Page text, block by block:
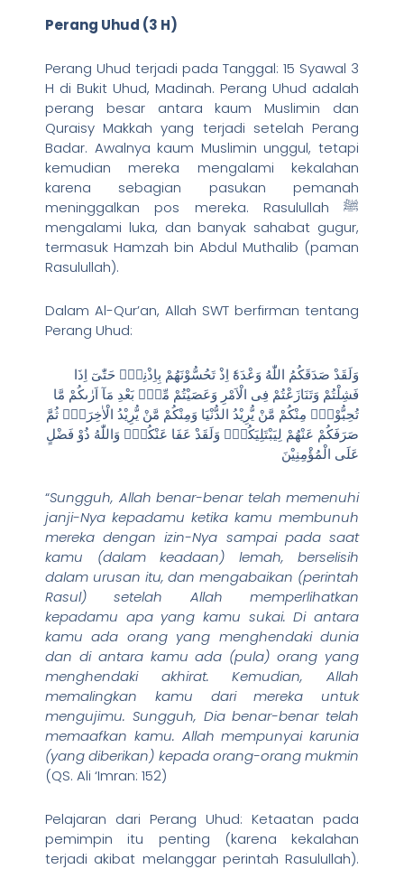
Perang Uhud (3 H)
Perang Uhud terjadi pada Tanggal: 15 Syawal 3
H di Bukit Uhud, Madinah. Perang Uhud adalah
perang besar antara kaum Muslimin dan
Quraisy Makkah yang terjadi setelah Perang
Badar. Awalnya kaum Muslimin unggul, tetapi
kemudian mereka mengalami kekalahan
karena sebagian pasukan pemanah
meninggalkan pos mereka. Rasulullah ﷺ
mengalami luka, dan banyak sahabat gugur,
termasuk Hamzah bin Abdul Muthalib (paman
Rasulullah).
Dalam Al-Qur’an, Allah SWT berfirman tentang
Perang Uhud:
وَلَقَدْ صَدَقَكُمُ اللّٰهُ وَعْدَهٗٓ اِذْ تَحُسُّوْنَهُمْ بِاِذْنِهٖۚ حَتّٰىٓ اِذَا
فَشِلْتُمْ وَتَنَازَعْتُمْ فِى الْاَمْرِ وَعَصَيْتُمْ مِّنْۢ بَعْدِ مَآ اَرٰىكُمْ مَّا
تُحِبُّوْنَۗ مِنْكُمْ مَّنْ يُّرِيْدُ الدُّنْيَا وَمِنْكُمْ مَّنْ يُّرِيْدُ الْاٰخِرَةَۚ ثُمَّ
صَرَفَكُمْ عَنْهُمْ لِيَبْتَلِيَكُمْۚ وَلَقَدْ عَفَا عَنْكُمْۗ وَاللّٰهُ ذُوْ فَضْلٍ
عَلَى الْمُؤْمِنِيْنَ
“Sungguh, Allah benar-benar telah memenuhi
janji-Nya kepadamu ketika kamu membunuh
mereka dengan izin-Nya sampai pada saat
kamu (dalam keadaan) lemah, berselisih
dalam urusan itu, dan mengabaikan (perintah
Rasul) setelah Allah memperlihatkan
kepadamu apa yang kamu sukai. Di antara
kamu ada orang yang menghendaki dunia
dan di antara kamu ada (pula) orang yang
menghendaki akhirat. Kemudian, Allah
memalingkan kamu dari mereka untuk
mengujimu. Sungguh, Dia benar-benar telah
memaafkan kamu. Allah mempunyai karunia
(yang diberikan) kepada orang-orang mukmin
(QS. Ali ‘Imran: 152)
Pelajaran dari Perang Uhud: Ketaatan pada
pemimpin itu penting (karena kekalahan
terjadi akibat melanggar perintah Rasulullah).